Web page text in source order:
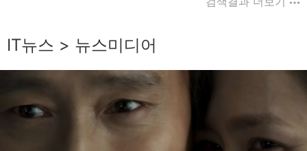
IT뉴스 > 뉴스미디어